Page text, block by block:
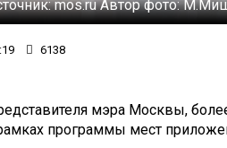
mos.ruАвтор фото:
6138
мэра Москвы,
программы мест